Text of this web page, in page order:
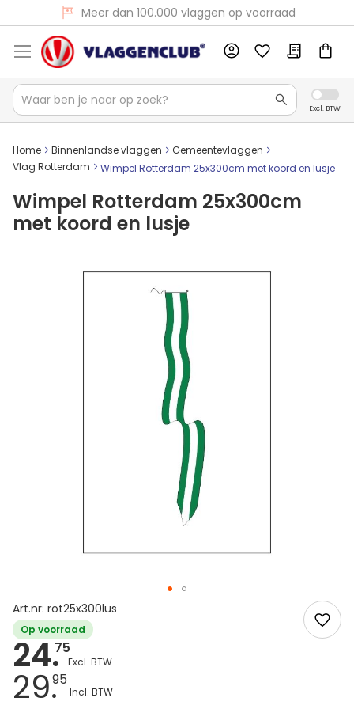
Meer dan 100.000 vlaggen op voorraad
Voor 16:00 besteld, dezelfde dag verzonden
Home Binnenlandse vlaggen
Gemeentevlaggen
Vlag Rotterdam
Wimpel Rotterdam 25x300cm met koord en lusje
Wimpel Rotterdam 25x300cm
met koord en lusje
Art.nr: rot25x300lus
Op voorraad
24.75
29.95